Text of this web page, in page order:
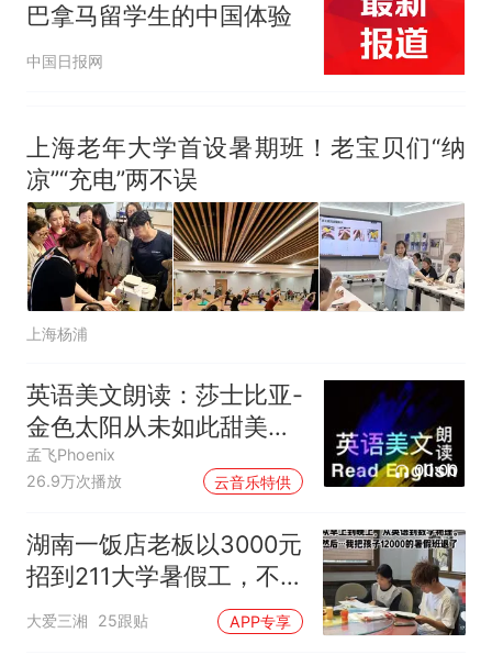
巴拿马留学生的中国体验
中国日报网
上海老年大学首设暑期班！老宝贝们“纳
凉”“充电”两不误
上海杨浦
英语美文朗读：莎士比亚-
金色太阳从未如此甜美吻
过
孟飞Phoenix
26.9万次播放
云音乐特供
00:00
湖南一饭店老板以3000元
招到211大学暑假工，不
舍其端盘子，退掉孩子
12000元暑期班，让他给
大爱三湘 25跟贴 APP专享